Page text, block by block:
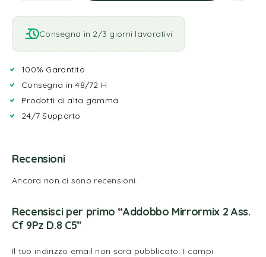
Consegna in 2/3 giorni lavorativi
100% Garantito
Consegna in 48/72 H
Prodotti di alta gamma
24/7 Supporto
Recensioni
Ancora non ci sono recensioni.
Recensisci per primo “Addobbo Mirrormix 2 Ass.
Cf 9Pz D.8 C5”
Il tuo indirizzo email non sarà pubblicato. I campi